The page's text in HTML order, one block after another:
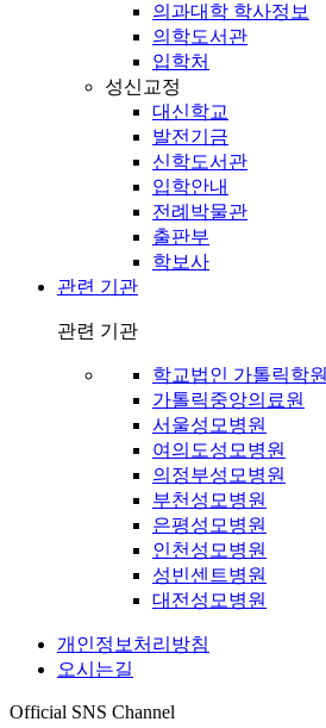
의과대학 학사정보
의학도서관
입학처
성신교정
대신학교
발전기금
신학도서관
입학안내
전례박물관
출판부
학보사
관련 기관
관련 기관
학교법인 가톨릭학원
가톨릭중앙의료원
서울성모병원
여의도성모병원
의정부성모병원
부천성모병원
은평성모병원
인천성모병원
성빈센트병원
대전성모병원
개인정보처리방침
오시는길
Official SNS Channel